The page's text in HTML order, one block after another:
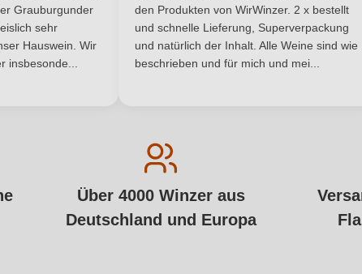
Grauburgunder
sehr
Hauswein. Wir
insbesonde...
den Produkten von WirWinzer. 2 x bestellt
und schnelle Lieferung, Superverpackung
und natürlich der Inhalt. Alle Weine sind wie
beschrieben und für mich und mei...
Über 4000 Winzer aus
Deutschland und Europa